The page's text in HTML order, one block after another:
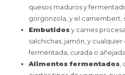
quesos maduros y
gorgonzola, y el camembert,
Embutidos y carnes
salchichas, jamón, y
fermentada, curada o añejada.
Alimentos fermentados